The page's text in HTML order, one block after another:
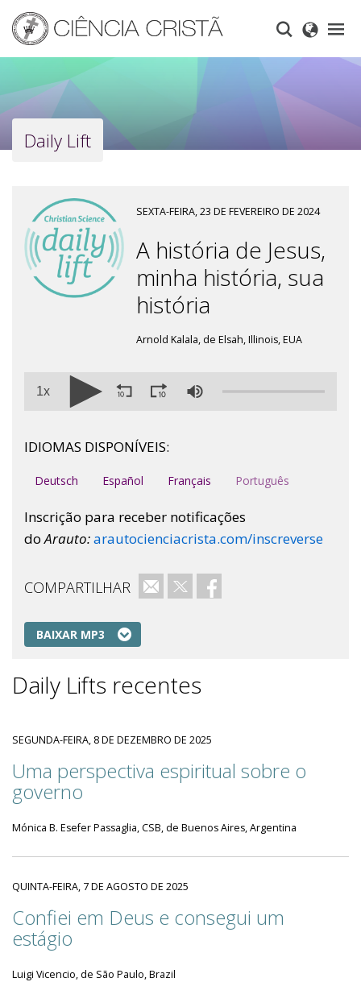
main
content
Daily Lift
SEXTA-FEIRA, 23 DE FEVEREIRO DE 2024
A história de Jesus,
minha história, sua
história
Arnold Kalala, de Elsah, Illinois, EUA
1x
IDIOMAS DISPONÍVEIS:
Deutsch Español Français Português
Inscrição para receber notificações
doArauto:arautocienciacrista.com/inscreverse
COMPARTILHAR e-mailTwitterFacebook
BAIXAR MP3
Daily Lifts recentes
SEGUNDA-FEIRA, 8 DE DEZEMBRO DE 2025
Uma perspectiva espiritual sobre o
governo
Mónica B. Esefer Passaglia, CSB, de Buenos Aires, Argentina
QUINTA-FEIRA, 7 DE AGOSTO DE 2025
Confiei em Deus e consegui um
estágio
Luigi Vicencio, de São Paulo, Brazil